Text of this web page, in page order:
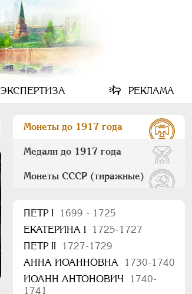
ЭКСПЕРТИЗА РЕКЛАМА
Монеты до 1917 года
Медали до 1917 года
Монеты СССР (тиражные)
ПEТР I
1699 - 1725
ЕКАТЕРИНА I
1725-1727
ПЕТР II
1727-1729
АННА ИОАННОВНА
1730-1740
ИОАНН АНТОНОВИЧ
1740-
1741